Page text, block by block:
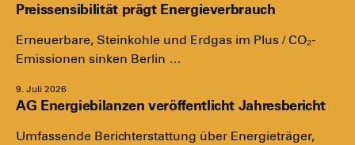
Preissensibilität prägt Energieverbrauch
Erneu­er­ba­re, Stein­koh­le und Erd­gas im Plus / CO₂-
Emis­­sio­­nen sin­ken Ber­lin …
9. Juli 2026
AG Energiebilanzen veröffentlicht Jahresbericht
Umfas­sen­de Bericht­erstat­tung über Ener­gie­trä­ger,